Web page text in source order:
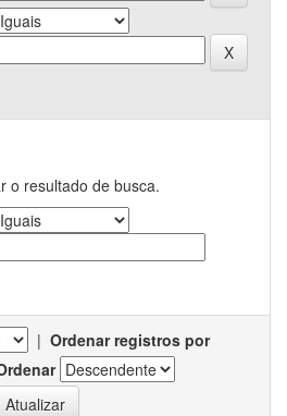
o resultado de busca.
| Ordenar registros por